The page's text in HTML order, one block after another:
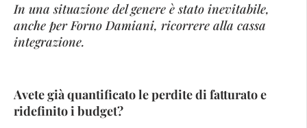
In una situazione del genere è stato inevitabile,
anche per Forno Damiani, ricorrere alla cassa
integrazione.
Avete già quantificato le perdite di fatturato e
ridefinito i budget?